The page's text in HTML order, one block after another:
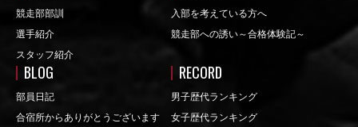
競走部部訓
選手紹介
スタッフ紹介
入部を考えている方へ
競走部への誘い～合格体験記～
BLOG
部員日記
合宿所からありがとうございます
RECORD
男子歴代ランキング
女子歴代ランキング